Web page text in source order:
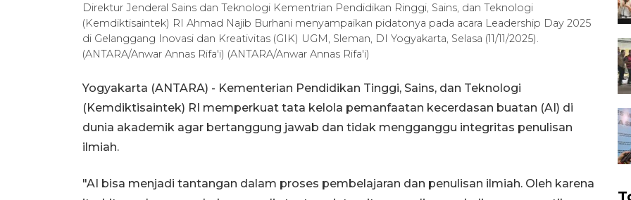
Direktur Jenderal Sains dan Teknologi Kementrian Pendidikan Ringgi, Sains, dan Teknologi
(Kemdiktisaintek) RI Ahmad Najib Burhani menyampaikan pidatonya pada acara Leadership Day 2025
di Gelanggang Inovasi dan Kreativitas (GIK) UGM, Sleman, DI Yogyakarta, Selasa (11/11/2025).
(ANTARA/Anwar Annas Rifa'i) (ANTARA/Anwar Annas Rifa'i)
Yogyakarta (ANTARA) - Kementerian Pendidikan Tinggi, Sains, dan Teknologi
(Kemdiktisaintek) RI memperkuat tata kelola pemanfaatan kecerdasan buatan (AI) di
dunia akademik agar bertanggung jawab dan tidak mengganggu integritas penulisan
ilmiah.
"AI bisa menjadi tantangan dalam proses pembelajaran dan penulisan ilmiah. Oleh karena